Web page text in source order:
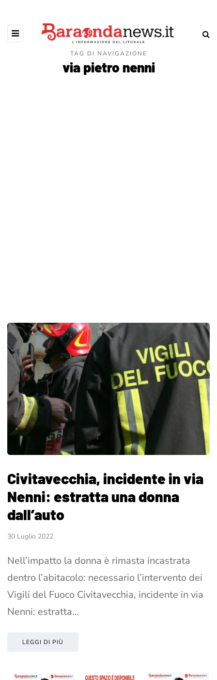
TAG DI NAVIGAZIONE
via pietro nenni
Civitavecchia, incidente in via
Nenni: estratta una donna
dall’auto
30 Luglio 2022
Nell’impatto la donna è rimasta incastrata
dentro l’abitacolo: necessario l’intervento dei
Vigili del Fuoco Civitavecchia, incidente in via
Nenni: estratta…
LEGGI DI PIÙ